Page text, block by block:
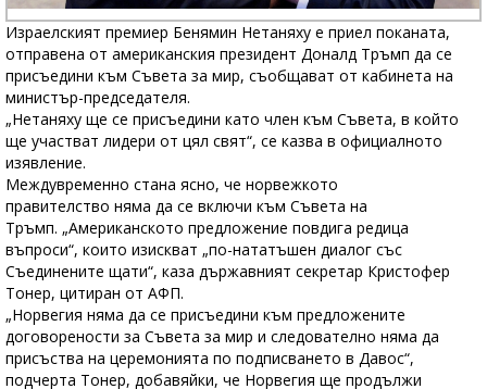
Израелският премиер Бенямин Нетаняху е приел поканата,
отправена от американския президент Доналд Тръмп да се
присъедини към Съвета за мир, съобщават от кабинета на
министър-председателя.
„Нетаняху ще се присъедини като член към Съвета, в който
ще участват лидери от цял свят“, се казва в официалното
изявление.
Междувременно стана ясно, че норвежкото
правителство няма да се включи към Съвета на
Тръмп. „Американското предложение повдига редица
въпроси“, които изискват „по-нататъшен диалог със
Съединените щати“, каза държавният секретар Кристофер
Тонер, цитиран от АФП.
„Норвегия няма да се присъедини към предложените
договорености за Съвета за мир и следователно няма да
присъства на церемонията по подписването в Давос“,
подчерта Тонер, добавяйки, че Норвегия ще продължи